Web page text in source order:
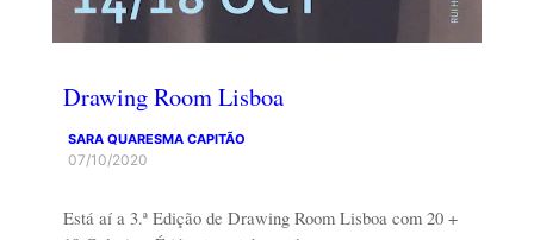
Drawing Room Lisboa
SARA QUARESMA CAPITÃO
07/10/2020
Está aí a 3.ª Edição de Drawing Room Lisboa com 20 +